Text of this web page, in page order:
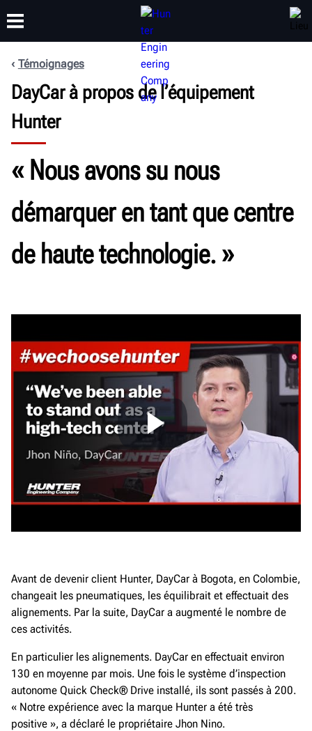
PRODUITS ASSISTANCE
FORMATION
À PROPOS DE
Témoignages
DayCar à propos de l’équipement
Hunter
« Nous avons su nous
démarquer en tant que centre
de haute technologie. »
Avant de devenir client Hunter, DayCar à Bogota, en Colombie,
changeait les pneumatiques, les équilibrait et effectuait des
alignements. Par la suite, DayCar a augmenté le nombre de
ces activités.
En particulier les alignements. DayCar en effectuait environ
130 en moyenne par mois. Une fois le système d’inspection
autonome Quick Check® Drive installé, ils sont passés à 200.
« Notre expérience avec la marque Hunter a été très
positive », a déclaré le propriétaire Jhon Nino.